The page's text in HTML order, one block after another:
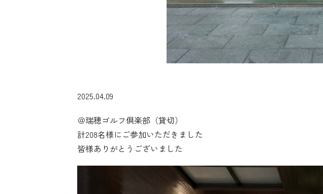
2025.04.09
＠瑞穂ゴルフ倶楽部（貸切）
計208名様にご参加いただきました
皆様ありがとうございました